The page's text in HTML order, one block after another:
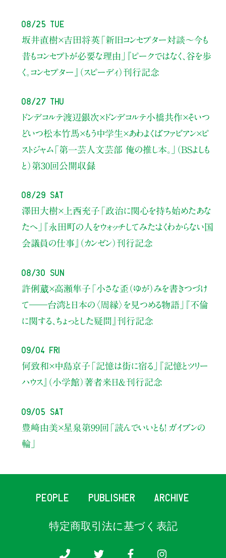
08/25 Tue
坂井直樹×吉田将英「新旧コンセプター対談～今も
昔もコンセプトが必要な理由」
『ピークではなく、谷を歩
く。コンセプター』（スピーディ）刊行記念
08/27 Thu
ドンデコルテ渡辺銀次×ドンデコルテ小橋共作×そいつ
どいつ松本竹馬×もう中学生×あわよくばファビアン×ピ
ストジャム「第一芸人文芸部 俺の推し本。」（BSよしも
と） 第30回公開収録
08/29 Sat
澤田大樹×上西充子 「政治に関心を持ち始めたあな
たへ」
『永田町の人をウォッチしてみた：よくわからない国
会議員の仕事』（カンゼン）刊行記念
08/30 Sun
許俐葳×高瀬隼子 「小さな歪（ゆが）みを書きつづけ
て――台湾と日本の〈周縁〉を見つめる物語」
『不倫
に関する、ちょっとした疑問』刊行記念
09/04 Fri
何致和×中島京子 「記憶は街に宿る」
『記憶とツリー
ハウス』（小学館）著者来日＆刊行記念
09/05 Sat
豊﨑由美×星泉 第99回「読んでいいとも！ ガイブンの
輪」
PEOPLE PUBLISHER ARCHIVE
特定商取引法に基づく表記